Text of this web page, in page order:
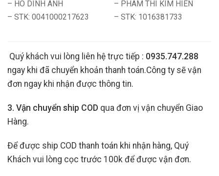
– HO DINH ANH
– STK: 0041000217623
– PHAM THI KIM HIEN
– STK: 1016381733
Quý khách vui lòng liên hệ trực tiếp : 0935.747.288
ngay khi đã chuyển khoản thanh toán.Công ty sẽ vận
đơn ngay khi nhận được thông tin.
3. Vận chuyển ship COD qua đơn vị vận chuyển Giao
Hàng.
Để được ship COD thanh toán khi nhận hàng, Quý
Khách vui lòng cọc trước 100k để được vận đơn.